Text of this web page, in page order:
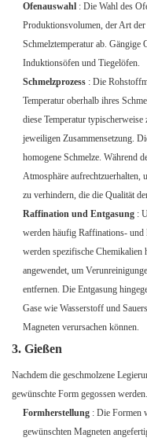
Ofenauswahl : Die Wahl des
Produktionsvolumen, der Art
Schmelztemperatur ab.
Induktionsöfen und Tiegelöfen.
Schmelzprozess : Die
Temperatur oberhalb ihres
diese Temperatur
jeweiligen Zusammensetzung.
homogene Schmelze. Während
Atmosphäre aufrechtzuerhalten,
zu verhindern, die die Qualität
Raffination und Entgasung :
werden häufig Raffinations- und
werden spezifische
angewendet, um
entfernen. Die Entgasung
Gase wie Wasserstoff und
Magneten verursachen können.
3. Gießen
Nachdem die geschmolzene
gewünschte Form gegossen werden.
Formherstellung : Die Formen
gewünschten Magneten